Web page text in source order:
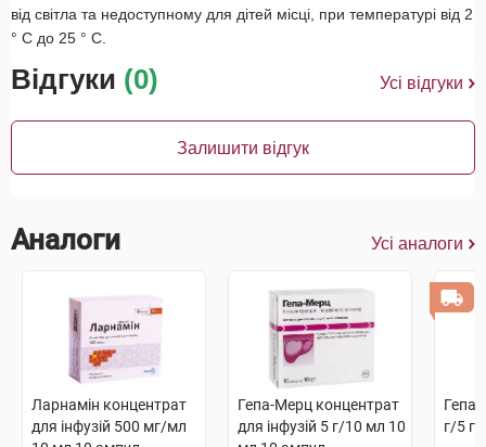
від світла та недоступному для дітей місці, при температурі від 2
° С до 25 ° С.
Відгуки (0) Усі відгуки
Залишити відгук
Аналоги Усі аналоги
Ларнамін концентрат
для інфузій 500 мг/мл
Гепа-Мерц концентрат
для інфузій 5 г/10 мл 10
г/5 г